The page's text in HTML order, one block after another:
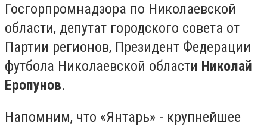
Госгорпромнадзора по Николаевской
области, депутат городского совета от
Партии регионов, Президент Федерации
футбола Николаевской области Николай
Еропунов.
Напомним, что «Янтарь» - крупнейшее